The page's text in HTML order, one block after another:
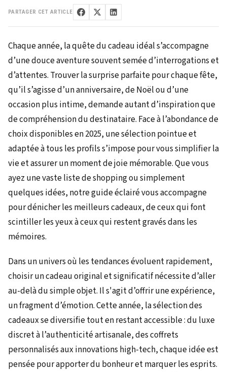
PARTAGER CET ARTICLE
Chaque année, la quête du cadeau idéal s’accompagne
d’une douce aventure souvent semée d’interrogations et
d’attentes. Trouver la surprise parfaite pour chaque fête,
qu’il s’agisse d’un anniversaire, de Noël ou d’une
occasion plus intime, demande autant d’inspiration que
de compréhension du destinataire. Face à l’abondance de
choix disponibles en 2025, une sélection pointue et
adaptée à tous les profils s’impose pour vous simplifier la
vie et assurer un moment de joie mémorable. Que vous
ayez une vaste liste de shopping ou simplement
quelques idées, notre guide éclairé vous accompagne
pour dénicher les meilleurs cadeaux, de ceux qui font
scintiller les yeux à ceux qui restent gravés dans les
mémoires.
Dans un univers où les tendances évoluent rapidement,
choisir un cadeau original et significatif nécessite d’aller
au-delà du simple objet. Il s'agit d’offrir une expérience,
un fragment d’émotion. Cette année, la sélection des
cadeaux se diversifie tout en restant accessible : du luxe
discret à l’authenticité artisanale, des coffrets
personnalisés aux innovations high-tech, chaque idée est
pensée pour apporter du bonheur et marquer les esprits.